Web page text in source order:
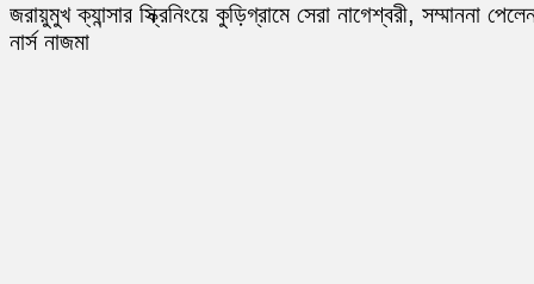
জরায়ুমুখ ক্যান্সার স্ক্রিনিংয়ে কুড়িগ্রামে সেরা নাগেশ্বরী, সম্মাননা
নার্স নাজমা